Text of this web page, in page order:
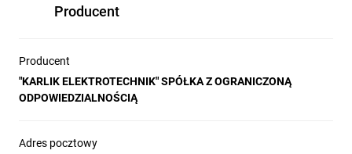
Producent
Producent
"KARLIK ELEKTROTECHNIK" SPÓŁKA Z OGRANICZONĄ
ODPOWIEDZIALNOŚCIĄ
Adres pocztowy